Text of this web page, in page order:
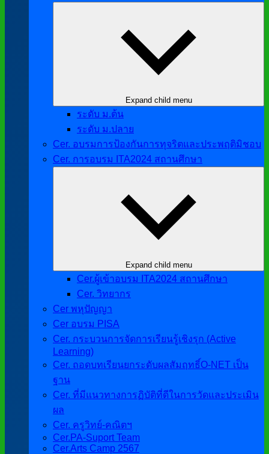
Expand child menu
ระดับ ม.ต้น
ระดับ ม.ปลาย
Cer. อบรมการป้องกันการทุจริตและประพฤติมิชอบ
Cer. การอบรม ITA2024 สถานศึกษา
Expand child menu
Cer.ผู้เข้าอบรม ITA2024 สถานศึกษา
Cer. วิทยากร
Cer พหุปัญญา
Cer อบรม PISA
Cer. กระบวนการจัดการเรียนรู้เชิงรุก (Active
Learning)
Cer. ถอดบทเรียนยกระดับผลสัมฤทธิ์O-NET เป็น
ฐาน
Cer. ที่มีแนวทางการฏิบัติที่ดีในการวัดและประเมิน
ผล
Cer. ครูวิทย์-คณิตฯ
Cer.PA-Suport Team
Cer.Arts Camp 2567